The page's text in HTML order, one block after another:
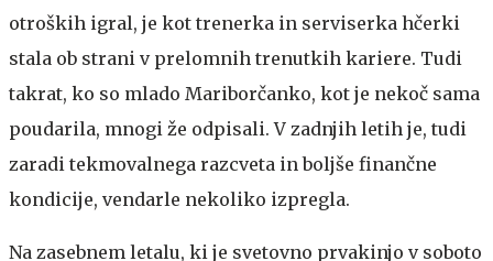
otroških igral, je kot trenerka in serviserka hčerki
stala ob strani v prelomnih trenutkih kariere. Tudi
takrat, ko so mlado Mariborčanko, kot je nekoč sama
poudarila, mnogi že odpisali. V zadnjih letih je, tudi
zaradi tekmovalnega razcveta in boljše finančne
kondicije, vendarle nekoliko izpregla.
Na zasebnem letalu, ki je svetovno prvakinjo v soboto